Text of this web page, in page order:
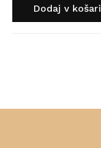
Dodaj v